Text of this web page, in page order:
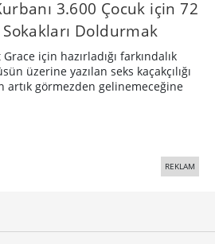
3.600 Çocuk için 72
Doldurmak
için hazırladığı farkındalık
üzerine yazılan seks kaçakçılığı
artık görmezden gelinemeceğine
REKLAM